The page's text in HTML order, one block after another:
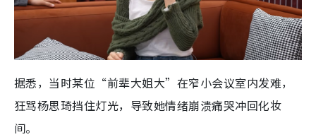
据悉，当时某位“前辈大姐大”在窄小会议室内发难，
狂骂杨思琦挡住灯光，导致她情绪崩溃痛哭冲回化妆
间。